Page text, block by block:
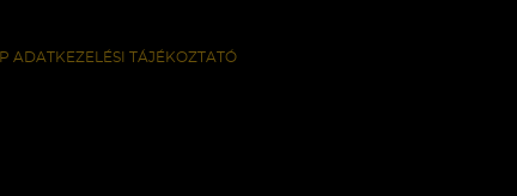
ADATKEZELÉSI TÁJÉKOZTATÓ